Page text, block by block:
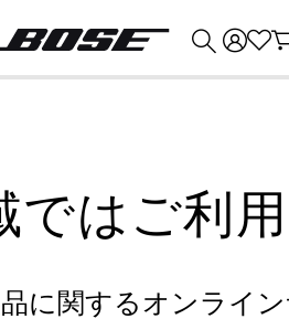
ではご利
に関するオンライ